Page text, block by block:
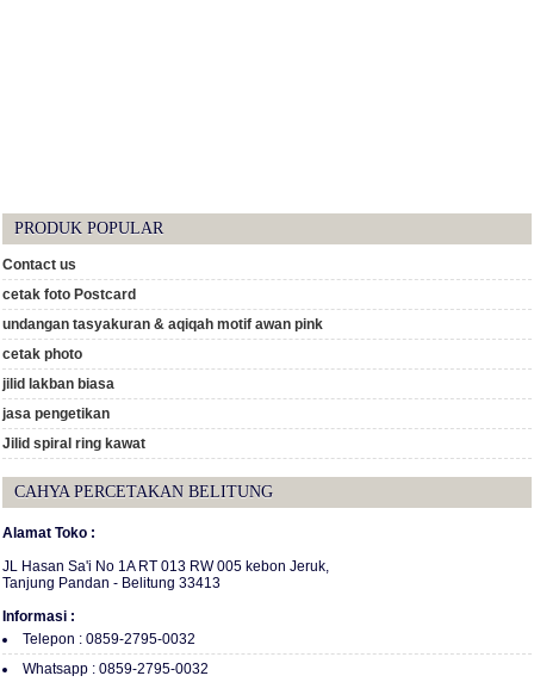
PRODUK POPULAR
Contact us
cetak foto Postcard
undangan tasyakuran & aqiqah motif awan pink
cetak photo
jilid lakban biasa
jasa pengetikan
Jilid spiral ring kawat
CAHYA PERCETAKAN BELITUNG
Alamat Toko :
JL Hasan Sa'i No 1A RT 013 RW 005 kebon Jeruk,
Tanjung Pandan - Belitung 33413
Informasi :
Telepon : 0859-2795-0032
Whatsapp : 0859-2795-0032